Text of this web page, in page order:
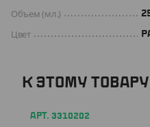
Объем (мл.)
Цвет
К ЭТОМУ
АРТ. 3310202